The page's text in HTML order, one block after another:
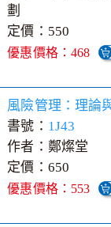
劃
定價：550
優惠價格：468
風險管理：理論
書號： 1J43
作者：鄭燦堂
定價：650
優惠價格：553